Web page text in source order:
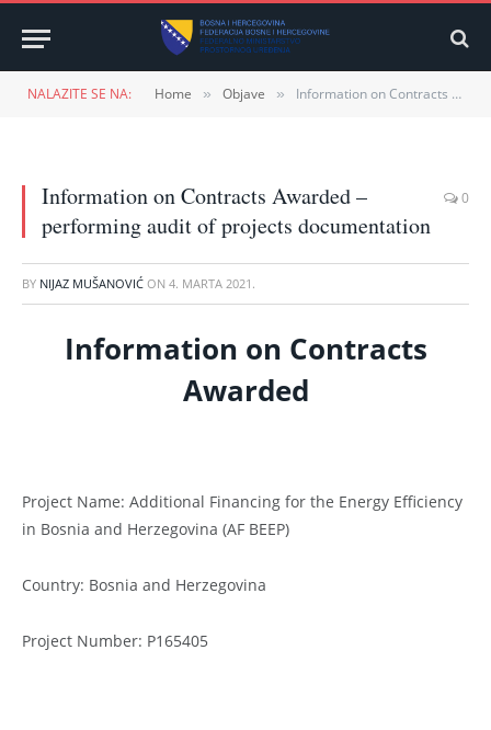
NALAZITE SE NA: Home » Objave » Information on Contracts Awarded – performing audit of projects documentation
Information on Contracts Awarded –
performing audit of projects documentation
0
BY NIJAZ MUŠANOVIĆ ON 4. MARTA 2021.
Information on Contracts
Awarded
Project Name: Additional Financing for the Energy Efficiency
in Bosnia and Herzegovina (AF BEEP)
Country: Bosnia and Herzegovina
Project Number: P165405